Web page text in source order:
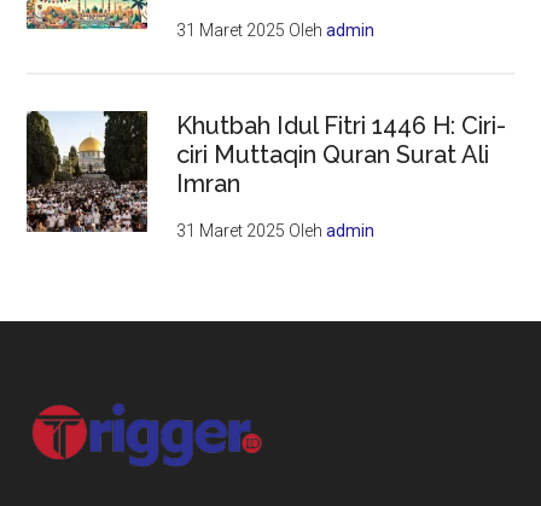
31 Maret 2025 Olehadmin
Khutbah Idul Fitri 1446 H: Ciri-
ciri Muttaqin Quran Surat Ali
Imran
31 Maret 2025 Olehadmin
Footer